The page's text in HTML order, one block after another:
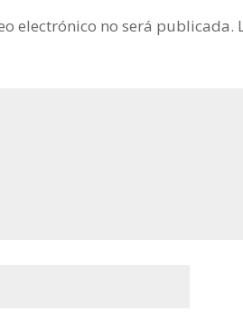
electrónico no será publicada.